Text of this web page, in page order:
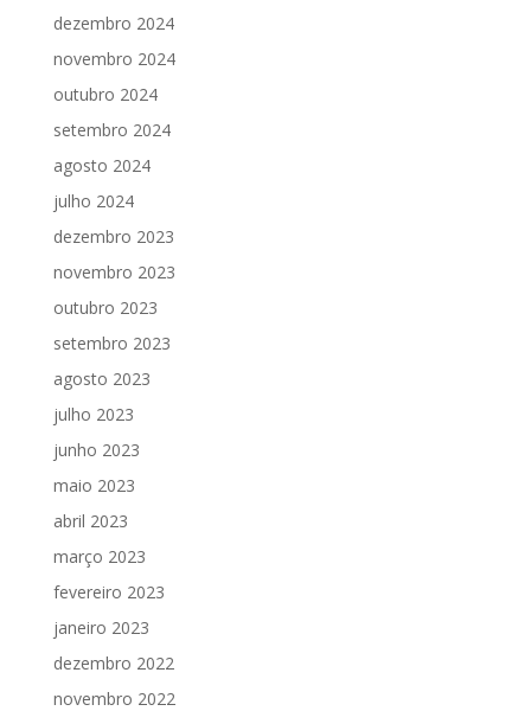
dezembro 2024
novembro 2024
outubro 2024
setembro 2024
agosto 2024
julho 2024
dezembro 2023
novembro 2023
outubro 2023
setembro 2023
agosto 2023
julho 2023
junho 2023
maio 2023
abril 2023
março 2023
fevereiro 2023
janeiro 2023
dezembro 2022
novembro 2022